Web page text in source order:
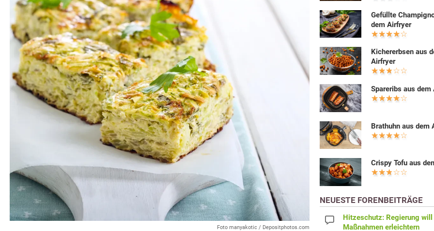
Foto manyakotic / Depositphotos.com
Gefüllte
dem Airfryer
Kichererbsen aus
Airfryer
Spareribs aus dem
Brathuhn aus dem
Crispy Tofu aus
NEUESTE FORENBEITRÄGE
Hitzeschutz: Regierung will
Maßnahmen erleichtern